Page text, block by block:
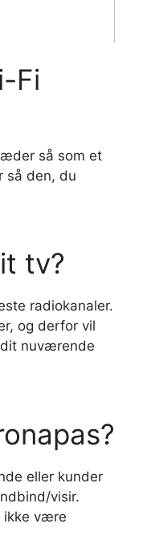
Fi
så som et
så den, du
tv?
radiokanaler.
og derfor vil
nuværende
eller kunder
visir.
ikke være